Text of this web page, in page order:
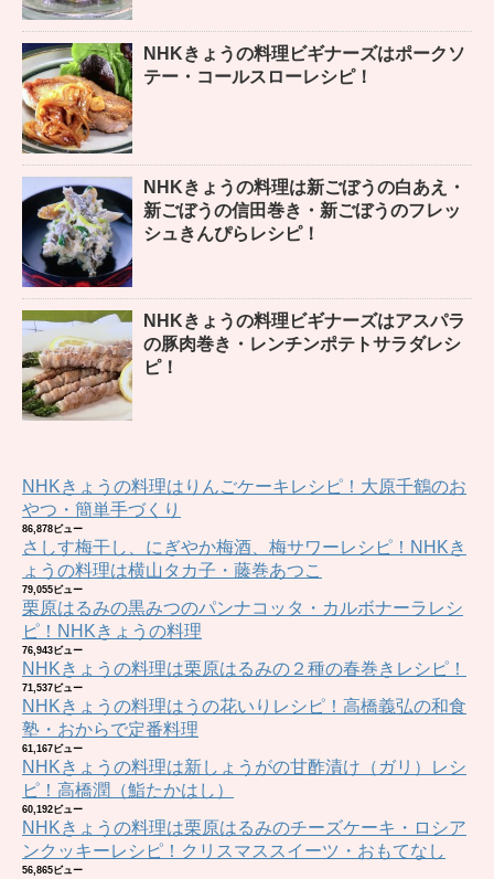
NHKきょうの料理ビギナーズはポークソ
テー・コールスローレシピ！
NHKきょうの料理は新ごぼうの白あえ・
新ごぼうの信田巻き・新ごぼうのフレッ
シュきんぴらレシピ！
NHKきょうの料理ビギナーズはアスパラ
の豚肉巻き・レンチンポテトサラダレシ
ピ！
NHKきょうの料理はりんごケーキレシピ！大原千鶴のお
やつ・簡単手づくり
86,878ビュー
さしす梅干し、にぎやか梅酒、梅サワーレシピ！NHKき
ょうの料理は横山タカ子・藤巻あつこ
79,055ビュー
栗原はるみの黒みつのパンナコッタ・カルボナーラレシ
ピ！NHKきょうの料理
76,943ビュー
NHKきょうの料理は栗原はるみの２種の春巻きレシピ！
71,537ビュー
NHKきょうの料理はうの花いりレシピ！高橋義弘の和食
塾・おからで定番料理
61,167ビュー
NHKきょうの料理は新しょうがの甘酢漬け（ガリ）レシ
ピ！高橋潤（鮨たかはし）
60,192ビュー
NHKきょうの料理は栗原はるみのチーズケーキ・ロシア
ンクッキーレシピ！クリスマススイーツ・おもてなし
56,865ビュー